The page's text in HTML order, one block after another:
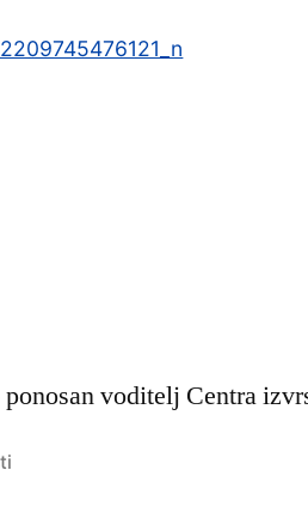
voditelj Centra